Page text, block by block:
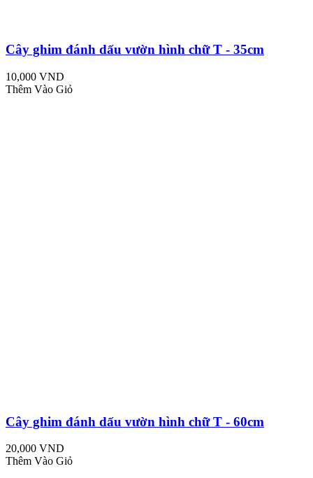
Cây ghim đánh dấu vườn hình chữ T - 35cm
10,000 VND
Thêm Vào Giỏ
Cây ghim đánh dấu vườn hình chữ T - 60cm
20,000 VND
Thêm Vào Giỏ